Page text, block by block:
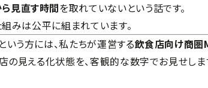
見直す時間を取れていないという話です。
みは公平に組まれています。
いう方には、私たちが運営する飲食店向け商圏
の見える化状態を、客観的な数字でお見せしま